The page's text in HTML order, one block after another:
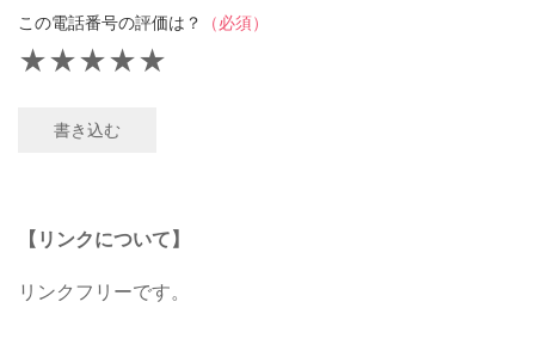
この電話番号の評価は？ （必須）
★
★
★
★
★
書き込む
【リンクについて】
リンクフリーです。